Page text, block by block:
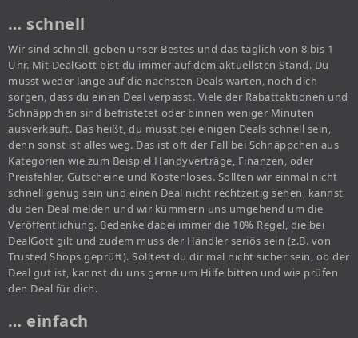
… schnell
Wir sind schnell, geben unser Bestes und das täglich von 8 bis 1
Uhr. Mit DealGott bist du immer auf dem aktuellsten Stand. Du
musst weder lange auf die nächsten Deals warten, noch dich
sorgen, dass du einen Deal verpasst. Viele der Rabattaktionen und
Schnäppchen sind befristetet oder binnen weniger Minuten
ausverkauft. Das heißt, du musst bei einigen Deals schnell sein,
denn sonst ist alles weg. Das ist oft der Fall bei Schnäppchen aus
Kategorien wie zum Beispiel Handyverträge, Finanzen, oder
Preisfehler, Gutscheine und Kostenloses. Sollten wir einmal nicht
schnell genug sein und einen Deal nicht rechtzeitig sehen, kannst
du den Deal melden und wir kümmern uns umgehend um die
Veröffentlichung. Bedenke dabei immer die 10% Regel, die bei
DealGott gilt und zudem muss der Händler seriös sein (z.B. von
Trusted Shops geprüft). Solltest du dir mal nicht sicher sein, ob der
Deal gut ist, kannst du uns gerne um Hilfe bitten und wie prüfen
den Deal für dich.
… einfach